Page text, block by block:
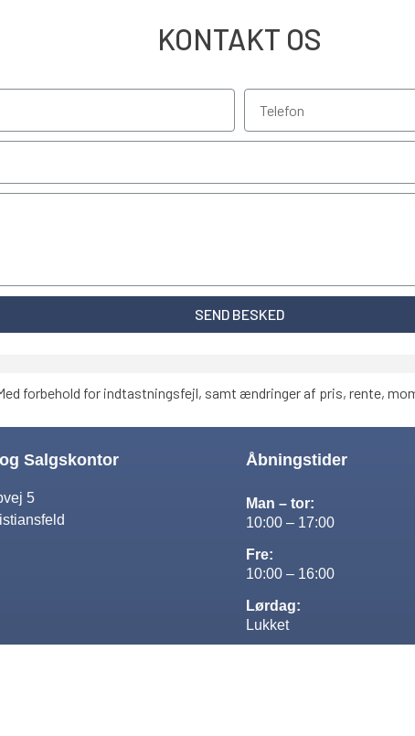
KONTAKT OS
SEND BESKED
forbehold for indtastningsfejl, samt ændringer af pris, rente,
Salgskontor
5
Åbningstider
Man – tor:
10:00 – 17:00
Fre:
10:00 – 16:00
Lørdag:
Lukket